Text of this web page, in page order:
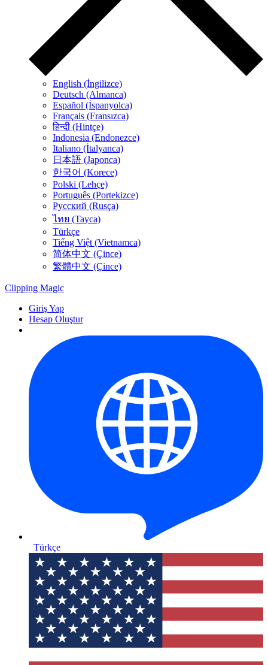
English (İngilizce)
Deutsch (Almanca)
Español (İspanyolca)
Français (Fransızca)
हिन्दी (Hintçe)
Indonesia (Endonezce)
Italiano (İtalyanca)
日本語 (Japonca)
한국어 (Korece)
Polski (Lehçe)
Português (Portekizce)
Русский (Rusça)
ไทย (Tayca)
Türkçe
Tiếng Việt (Vietnamca)
简体中文 (Çince)
繁體中文 (Çince)
Clipping Magic
Giriş Yap
Hesap Oluştur
Türkçe